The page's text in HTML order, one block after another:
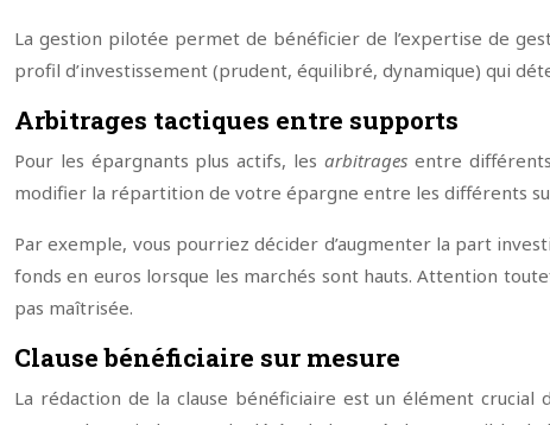
La gestion pilotée permet de bénéficier de l’expertise de
profil d’investissement (prudent, équilibré, dynamique) qui
Arbitrages tactiques entre supports
Pour les épargnants plus actifs, les arbitrages entre
modifier la répartition de votre épargne entre les différents
Par exemple, vous pourriez décider d’augmenter la part
fonds en euros lorsque les marchés sont hauts. Attention
pas maîtrisée.
Clause bénéficiaire sur mesure
La rédaction de la clause bénéficiaire est un élément crucial